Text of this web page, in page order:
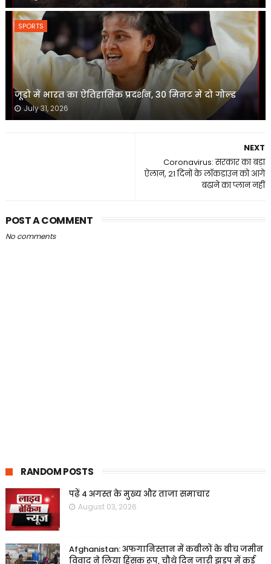
SPORTS
जूडो में भारत का ऐतिहासिक प्रदर्शन, 30 मिनट में दो गोल्ड
July 31, 2026
NEXT
Coronavirus: सरकार का बड़ा
ऐलान, 21 दिनों के लॉकडाउन को आगे
बढाने का प्लान नहीं
POST A COMMENT
No comments
RANDOM POSTS
पढ़ें 4 अगस्त के मुख्य और ताजा समाचार
August 03, 2026
Afghanistan: अफगानिस्तान में कबीलों के बीच जमीन
विवाद ने लिया हिंसक रूप, चौथे दिन जारी झड़प में कई